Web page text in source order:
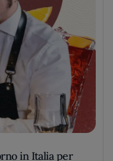
in Italia per